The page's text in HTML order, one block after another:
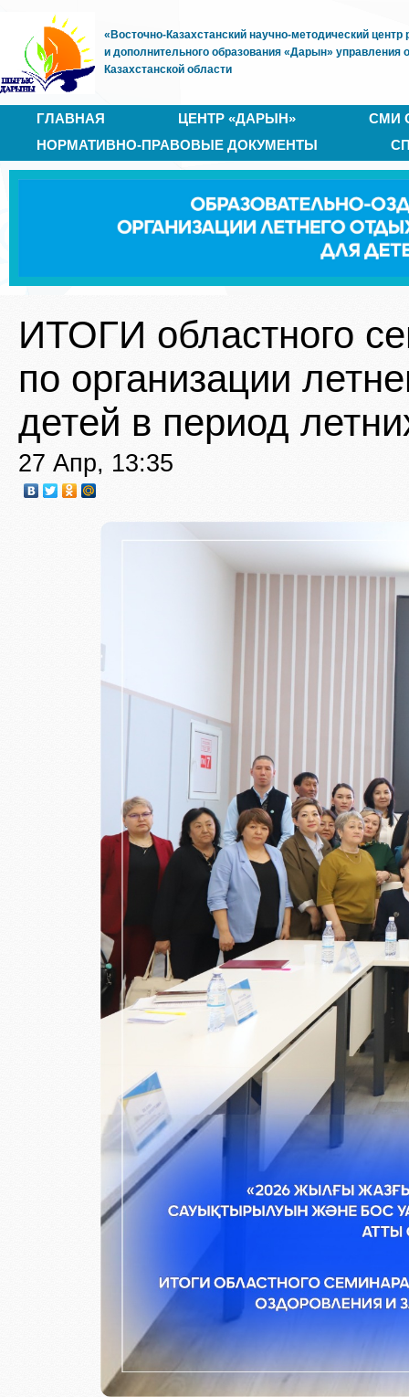
«Восточно-Казахстанский научно-методический центр
и дополнительного образования «Дарын» управления
Казахстанской области
ГЛАВНАЯ ЦЕНТР «ДАРЫН»
СМИ
НОРМАТИВНО-ПРАВОВЫЕ ДОКУМЕНТЫ
ИТОГИ областного
по организации
детей в период
27 Апр, 13:35